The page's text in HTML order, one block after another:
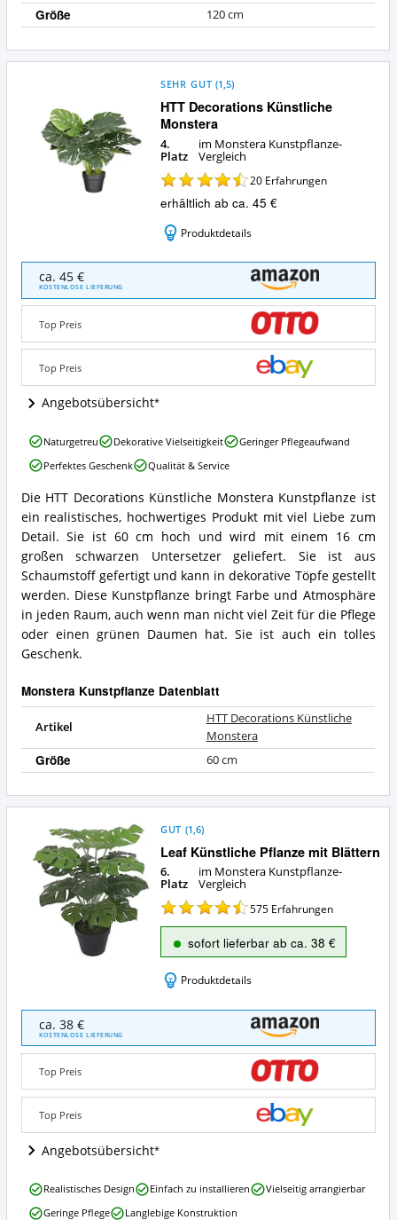
Größe 120 cm
HTT Decorations Künstliche
Monstera
SEHR GUT (1,5)
4.
Platz
im Monstera Kunstpflanze-
Vergleich
20 Erfahrungen
erhältlich ab ca. 45 €
Produktdetails
Decorations
Künstliche
Monstera
Angebote:
Wo
diese
Monstera
Kunstpflanze
ca. 45 €
KOSTENLOSE LIEFERUNG
Top Preis
Top Preis
Angebotsübersicht
HTT
Decorations
Künstliche
Monstera
Zusammenfassung:
Was
bietet
diese
Monstera
Kunstpflanze?
Die HTT Decorations Künstliche Monstera Kunstpflanze ist
ein realistisches, hochwertiges Produkt mit viel Liebe zum
Detail. Sie ist 60 cm hoch und wird mit einem 16 cm
großen schwarzen Untersetzer geliefert. Sie ist aus
Schaumstoff gefertigt und kann in dekorative Töpfe gestellt
werden. Diese Kunstpflanze bringt Farbe und Atmosphäre
in jeden Raum, auch wenn man nicht viel Zeit für die Pflege
oder einen grünen Daumen hat. Sie ist auch ein tolles
Geschenk.
Monstera Kunstpflanze Datenblatt
Artikel
HTT Decorations Künstliche
Monstera
Größe 60 cm
HTT
Decorations
Künstliche
Vorteile:
Was
spricht
für
diese
Monstera
Kunstpflanze?
Naturgetreu Dekorative Vielseitigkeit
Geringer Pflegeaufwand
Perfektes Geschenk
Qualität & Service
Leaf Künstliche Pflanze mit Blättern
GUT (1,6)
6.
Platz
im Monstera Kunstpflanze-
Vergleich
575 Erfahrungen
sofort lieferbar ab ca. 38 €
Produktdetails
Leaf
Künstliche
Pflanze
Blättern
Angebote:
ist
diese
Monstera
erhältlich?
ca. 38 €
KOSTENLOSE LIEFERUNG
Top Preis
Top Preis
Angebotsübersicht
Leaf
Künstliche
Realistisches Design Einfach zu installieren
Vielseitig arrangierbar
Geringe Pflege
Langlebige Konstruktion